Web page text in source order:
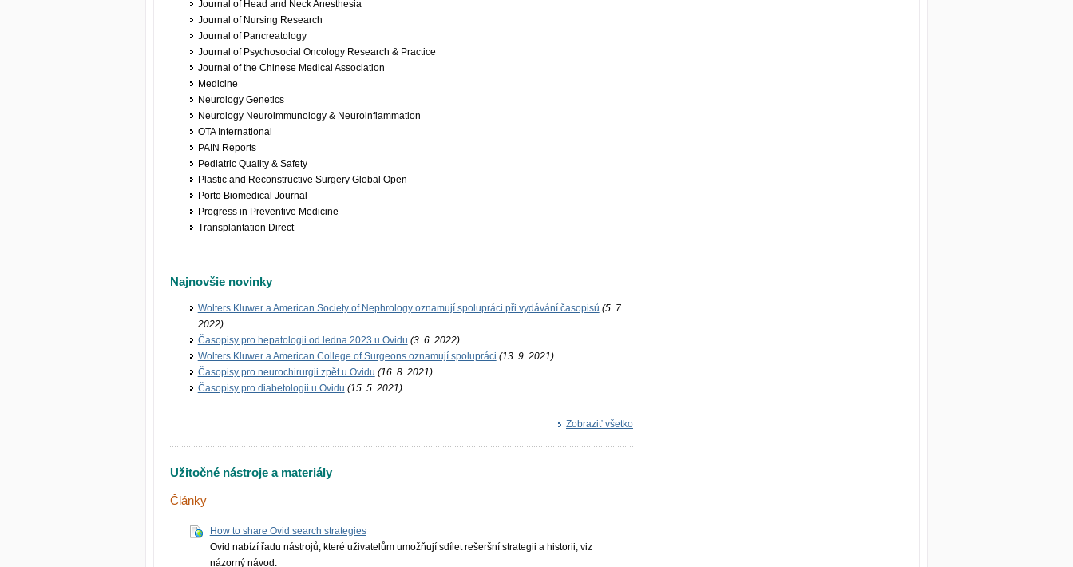
Journal of Head and Neck Anesthesia
Journal of Nursing Research
Journal of Pancreatology
Journal of Psychosocial Oncology Research & Practice
Journal of the Chinese Medical Association
Medicine
Neurology Genetics
Neurology Neuroimmunology & Neuroinflammation
OTA International
PAIN Reports
Pediatric Quality & Safety
Plastic and Reconstructive Surgery Global Open
Porto Biomedical Journal
Progress in Preventive Medicine
Transplantation Direct
Najnovšie novinky
Wolters Kluwer a American Society of Nephrology oznamují spolupráci při vydávání časopisů (5. 7.
2022)
Časopisy pro hepatologii od ledna 2023 u Ovidu (3. 6. 2022)
Wolters Kluwer a American College of Surgeons oznamují spolupráci (13. 9. 2021)
Časopisy pro neurochirurgii zpět u Ovidu (16. 8. 2021)
Časopisy pro diabetologii u Ovidu (15. 5. 2021)
Zobraziť všetko
Užitočné nástroje a materiály
Články
How to share Ovid search strategies
Ovid nabízí řadu nástrojů, které uživatelům umožňují sdílet rešeršní strategii a historii, viz
názorný návod.